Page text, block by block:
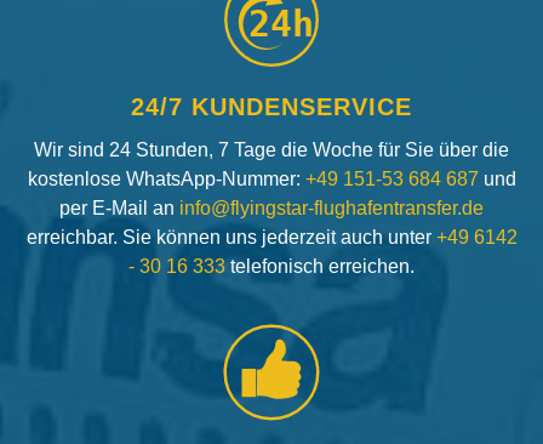
24h
24/7 KUNDENSERVICE
Wir sind 24 Stunden, 7 Tage die Woche für Sie über die
kostenlose WhatsApp-Nummer: +49 151-53 684 687 und
per E-Mail an info@flyingstar-flughafentransfer.de
erreichbar. Sie können uns jederzeit auch unter +49 6142
- 30 16 333 telefonisch erreichen.